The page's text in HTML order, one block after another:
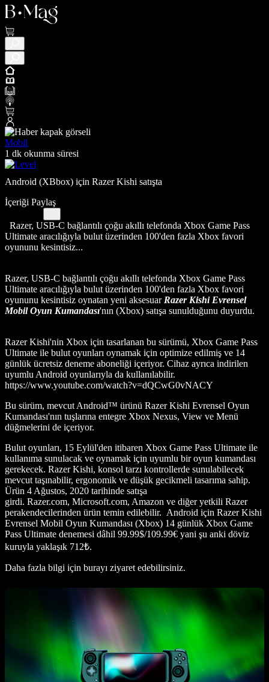
Mobil
1 dk okunma süresi
Android (XBbox) için Razer Kishi satışta
İçeriği Paylaş
Razer, USB-C bağlantılı çoğu akıllı telefonda Xbox Game Pass
Ultimate aracılığıyla bulut üzerinden 100'den fazla Xbox favori
oyununu kesintisiz...
Razer, USB-C bağlantılı çoğu akıllı telefonda Xbox Game Pass
Ultimate aracılığıyla bulut üzerinden 100'den fazla Xbox favori
oyununu kesintisiz oynatan yeni aksesuar Razer Kishi Evrensel
Mobil Oyun Kumandası'nın (Xbox) satışa sunulduğunu duyurdu.
Razer Kishi'nin Xbox için tasarlanan bu sürümü, Xbox Game Pass
Ultimate ile bulut oyunları oynamak için optimize edilmiş ve 14
günlük ücretsiz deneme aboneliği içeriyor. Cihaz ayrıca indirilen
uyumlu Android oyunlarıyla da kullanılabilir.
https://www.youtube.com/watch?v=dQCwG0vNACY
Bu sürüm, mevcut Android™ ürünü Razer Kishi Evrensel Oyun
Kumandası'nın tuşlarına entegre Xbox Nexus, View ve Menü
düğmelerini de içeriyor.
Bulut oyunları, 15 Eylül'den itibaren Xbox Game Pass Ultimate ile
kullanıma sunulacak ve oynamak için uyumlu bir oyun kumandası
gerekecek. Razer Kishi, konsol tarzı kontrollerde sunulabilecek
mevcut taşınabilir, ergonomik ve düşük gecikmeli tasarıma sahip.
Ürün 4 Ağustos, 2020 tarihinde satışa
girdi. Razer.com, Microsoft.com, Amazon ve diğer yetkili Razer
perakendecilerinden ürün temin edilebilir. Android için Razer Kishi
Evrensel Mobil Oyun Kumandası (Xbox) 14 günlük Xbox Game
Pass Ultimate denemesi dâhil 99.99$/109.99€ yani şu anki döviz
kuruyla yaklaşık 712₺.
Daha fazla bilgi için burayı ziyaret edebilirsiniz.